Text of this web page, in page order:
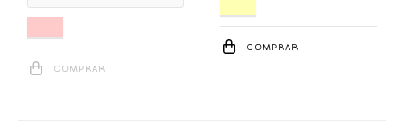
COMPRAR
COMPRAR